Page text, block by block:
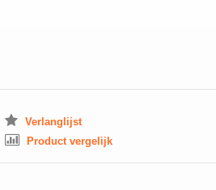
Verlanglijst
Product vergelijk